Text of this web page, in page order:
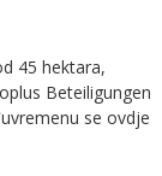
45 hektara,
Beteiligungen
se ovdje